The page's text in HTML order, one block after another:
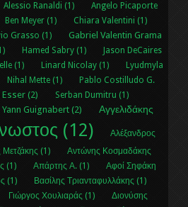
Alessio Ranaldi (1)
Angelo Picaporte
Ben Meyer (1)
Chiara Valentini (1)
Grasso (1)
Gabriel Valentin Grama
Hamed Sabry (1)
Jason DeCaires
(1) Linard Nicolay (1)
Lyudmyla
Nihal Μette (1)
Pablo Costilludo G.
Esser (2)
Serban Dumitru (1)
Yann Guignabert (2) Αγγελιδάκης
(12)
Αλέξανδρος
(1)
Αντώνης Κοσμαδάκης
(1) Απάρτης Α. (1)
Αφοί Σηφάκη
(1)
Βασίλης Τριανταφυλλάκης (1)
Γιώργος Χουλιαράς (1)
Διονύσης